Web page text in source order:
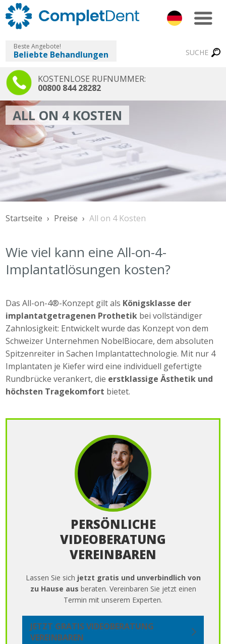
Beste Angebote!
Beliebte Behandlungen SUCHE
KOSTENLOSE RUFNUMMER:
00800 844 28282
ALL ON 4 KOSTEN
Startseite Preise All on 4 Kosten
Wie viel kann eine All-on-4-
Implantatlösungen kosten?
Das All-on-4®-Konzept gilt als Königsklasse der
implantatgetragenen Prothetik bei vollständiger
Zahnlosigkeit: Entwickelt wurde das Konzept von dem
Schweizer Unternehmen NobelBiocare, dem absoluten
Spitzenreiter in Sachen Implantattechnologie. Mit nur 4
Implantaten je Kiefer wird eine individuell gefertigte
Rundbrücke verankert, die erstklassige Ästhetik und
höchsten Tragekomfort bietet.
PERSÖNLICHE
VIDEOBERATUNG
VEREINBAREN
Lassen Sie sich jetzt gratis und unverbindlich von
zu Hause aus beraten. Vereinbaren Sie jetzt einen
Termin mit unserem Experten.
JETZT GRATIS VIDEOBERATUNG
VEREINBAREN